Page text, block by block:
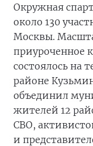
Окружная
около 130
Москвы.
приуроченное
состоялось на
районе
объединил
жителей 12
СВО,
и